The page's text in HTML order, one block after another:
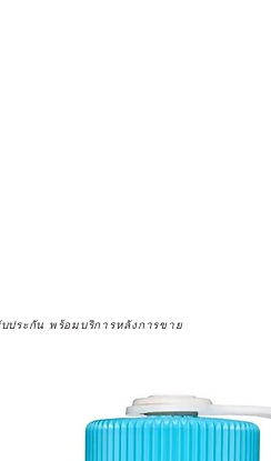
ประกัน พร้อมบริการหลังการขาย